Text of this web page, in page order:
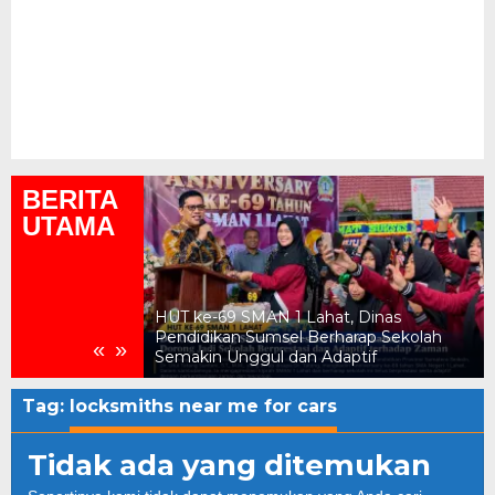
BERITA
UTAMA
« »
HUT ke-69 SMAN 1 Lahat, Dinas
Pendidikan Sumsel Berharap Sekolah
Semakin Unggul dan Adaptif
Tag: locksmiths near me for cars
Tidak ada yang ditemukan